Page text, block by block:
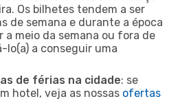
Os bilhetes tendem a ser
de semana e durante a época
a meio da semana ou fora de
lo(a) a conseguir uma
de férias na cidade: se
hotel, veja as nossas ofertas